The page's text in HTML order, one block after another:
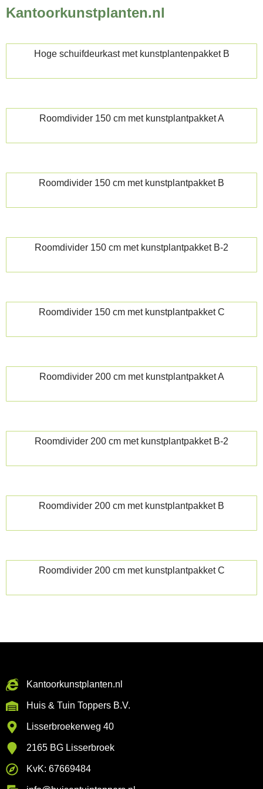
Kantoorkunstplanten.nl
Hoge schuifdeurkast met kunstplantenpakket B
Roomdivider 150 cm met kunstplantpakket A
Roomdivider 150 cm met kunstplantpakket B
Roomdivider 150 cm met kunstplantpakket B-2
Roomdivider 150 cm met kunstplantpakket C
Roomdivider 200 cm met kunstplantpakket A
Roomdivider 200 cm met kunstplantpakket B-2
Roomdivider 200 cm met kunstplantpakket B
Roomdivider 200 cm met kunstplantpakket C
Kantoorkunstplanten.nl
Huis & Tuin Toppers B.V.
Lisserbroekerweg 40
2165 BG Lisserbroek
KvK: 67669484